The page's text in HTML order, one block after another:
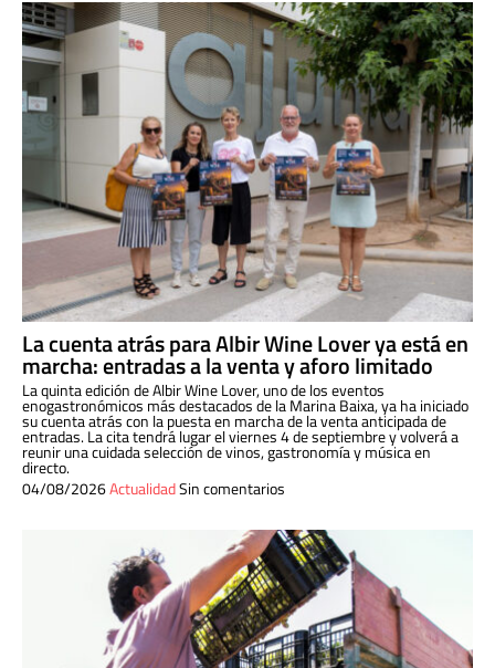
La cuenta atrás para Albir Wine Lover ya está en
marcha: entradas a la venta y aforo limitado
La quinta edición de Albir Wine Lover, uno de los eventos
enogastronómicos más destacados de la Marina Baixa, ya ha iniciado
su cuenta atrás con la puesta en marcha de la venta anticipada de
entradas. La cita tendrá lugar el viernes 4 de septiembre y volverá a
reunir una cuidada selección de vinos, gastronomía y música en
directo.
04/08/2026ActualidadSin comentarios